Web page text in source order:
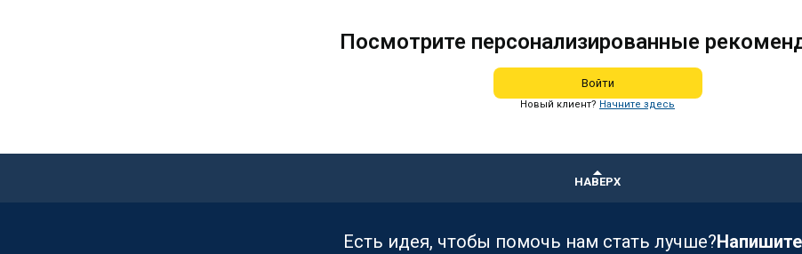
Посмотрите персонализированные
Войти
Новый клиент? Начните здесь
НАВЕРХ
Есть идея, чтобы помочь нам стать лучше?